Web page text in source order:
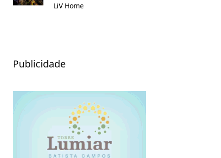
LiV Home
Publicidade